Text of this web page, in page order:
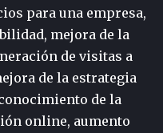
para una empresa,
mejora de la
de visitas a
de la estrategia
de la
online, aumento